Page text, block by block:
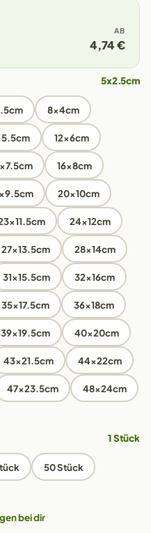
AB
4,74 €
5x2.5cm
8x4cm
12x6cm
16x8cm
20x10cm
24x12cm
27x13.5cm 28x14cm
31x15.5cm 32x16cm
35x17.5cm 36x18cm
39x19.5cm 40x20cm
43x21.5cm 44x22cm
47x23.5cm 48x24cm
1 Stück
50 Stück
bei dir